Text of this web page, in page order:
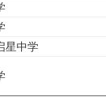
星中学